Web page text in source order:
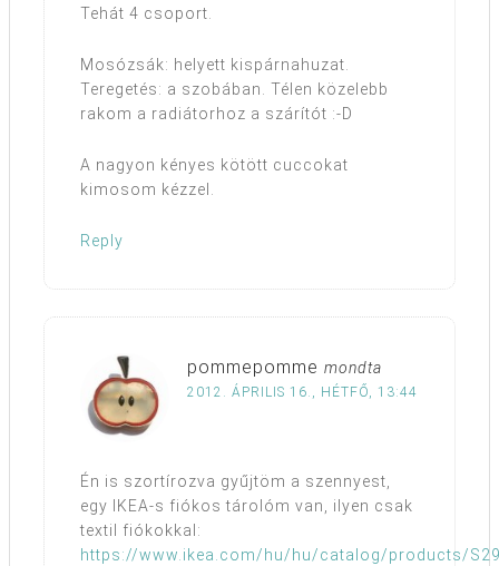
Tehát 4 csoport.
Mosózsák: helyett kispárnahuzat.
Teregetés: a szobában. Télen közelebb
rakom a radiátorhoz a szárítót :-D
A nagyon kényes kötött cuccokat
kimosom kézzel.
Reply
pommepomme mondta
2012. ÁPRILIS 16., HÉTFŐ, 13:44
Én is szortírozva gyűjtöm a szennyest,
egy IKEA-s fiókos tárolóm van, ilyen csak
textil fiókokkal:
https://www.ikea.com/hu/hu/catalog/products/